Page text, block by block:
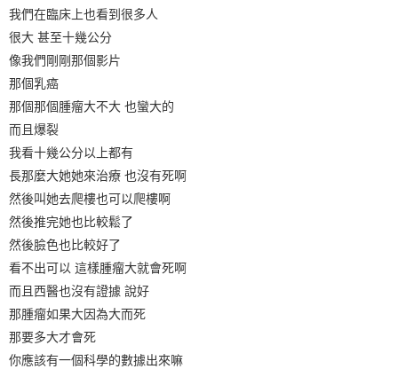
我們在臨床上也看到很多人
很大 甚至十幾公分
像我們剛剛那個影片
那個乳癌
那個那個腫瘤大不大 也蠻大的
而且爆裂
我看十幾公分以上都有
長那麼大她她來治療 也沒有死啊
然後叫她去爬樓也可以爬樓啊
然後推完她也比較鬆了
然後臉色也比較好了
看不出可以 這樣腫瘤大就會死啊
而且西醫也沒有證據 說好
那腫瘤如果大因為大而死
那要多大才會死
你應該有一個科學的數據出來嘛